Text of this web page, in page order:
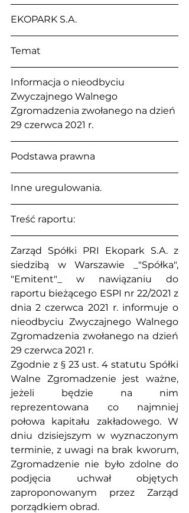
EKOPARK S.A.
Temat
Informacja o nieodbyciu
Zwyczajnego Walnego
Zgromadzenia zwołanego na dzień
29 czerwca 2021 r.
Podstawa prawna
Inne uregulowania.
Treść raportu:
Zarząd Spółki PRI Ekopark S.A. z
siedzibą w Warszawie _"Spółka",
"Emitent"_ w nawiązaniu do
raportu bieżącego ESPI nr 22/2021 z
dnia 2 czerwca 2021 r. informuje o
nieodbyciu Zwyczajnego Walnego
Zgromadzenia zwołanego na dzień
29 czerwca 2021 r.
Zgodnie z § 23 ust. 4 statutu Spółki
Walne Zgromadzenie jest ważne,
jeżeli będzie na nim
reprezentowana co najmniej
połowa kapitału zakładowego. W
dniu dzisiejszym w wyznaczonym
terminie, z uwagi na brak kworum,
Zgromadzenie nie było zdolne do
podjęcia uchwał objętych
zaproponowanym przez Zarząd
porządkiem obrad.